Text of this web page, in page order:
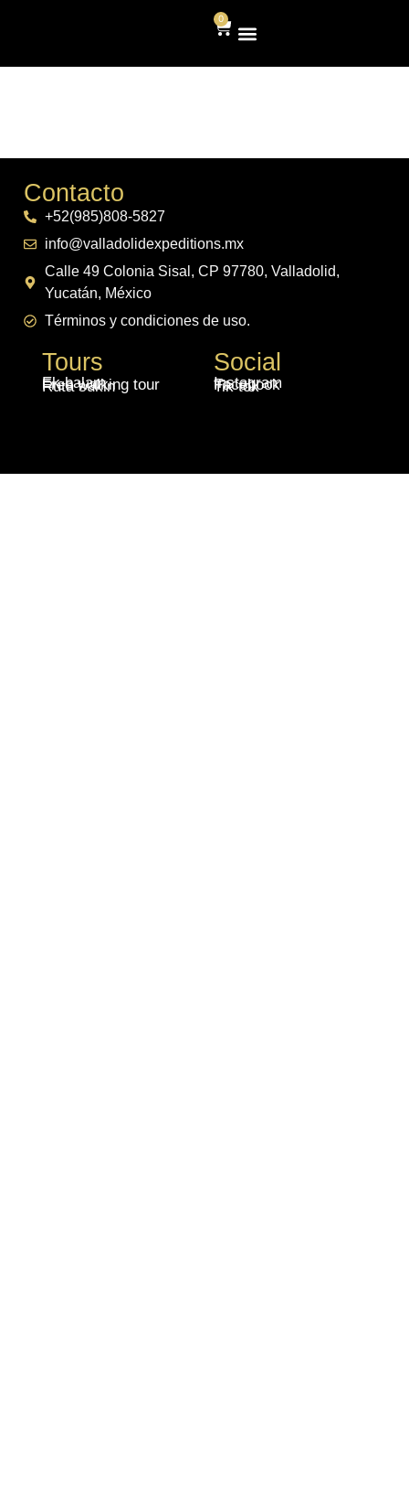
0
Contacto
+52(985)808-5827
info@valladolidexpeditions.mx
Calle 49 Colonia Sisal, CP 97780, Valladolid,
Yucatán, México
Términos y condiciones de uso.
Tours
Ek balam
Free walking tour
Ruta sukin
Social
Instagram
Facebook
Tik tok